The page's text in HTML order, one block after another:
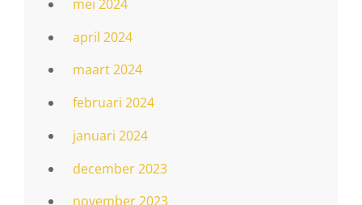
mei 2024
april 2024
maart 2024
februari 2024
januari 2024
december 2023
november 2023